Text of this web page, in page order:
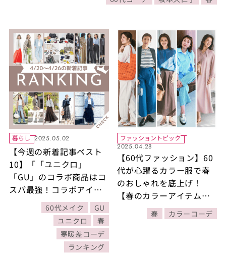
暮らし 2025.05.02
【今週の新着記事ベスト
10】「「ユニクロ」
「GU」のコラボ商品はコ
スパ最強！コラボアイテ
ムの注目ポイントと
は？」ほか4/20～4/26に
公開された記事の人気ラ
ンキングをご紹介！
60代メイク
GU
ユニクロ
春
寒暖差コーデ
ランキング
ファッショントピック
2025.04.28
【60代ファッション】60
代が心躍るカラー服で春
のおしゃれを底上げ！
【春のカラーアイテムの
取り入れ方教えます！】
春 カラーコーデ